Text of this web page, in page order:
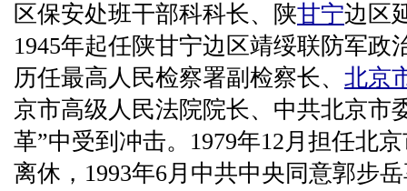
区保安处班干部科科长、陕甘宁边区
1945年起任陕甘宁边区靖绥联防军政
历任最高人民检察署副检察长、 北京
京市高级人民法院院长、中共北京市
革”中受到冲击。1979年12月担任北
离休，1993年6月中共中央同意郭步